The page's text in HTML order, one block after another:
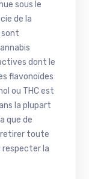
sous le
de la
sont
dont le
flavonoïdes
ou THC est
la plupart
que de
retirer toute
respecter la